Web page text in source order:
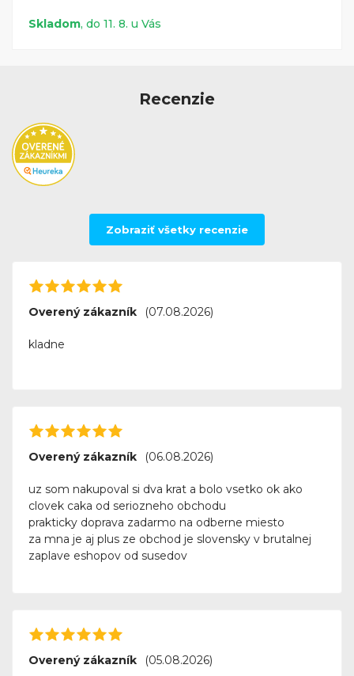
Skladom, do 11. 8. u Vás
Recenzie
Zobraziť všetky recenzie
Overený zákazník (07.08.2026)
kladne
Overený zákazník (06.08.2026)
uz som nakupoval si dva krat a bolo vsetko ok ako
clovek caka od seriozneho obchodu
prakticky doprava zadarmo na odberne miesto
za mna je aj plus ze obchod je slovensky v brutalnej
zaplave eshopov od susedov
Overený zákazník (05.08.2026)